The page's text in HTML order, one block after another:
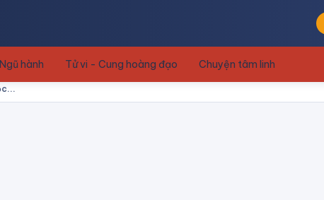
hành Tử vi - Cung hoàng đạo Chuyện tâm linh